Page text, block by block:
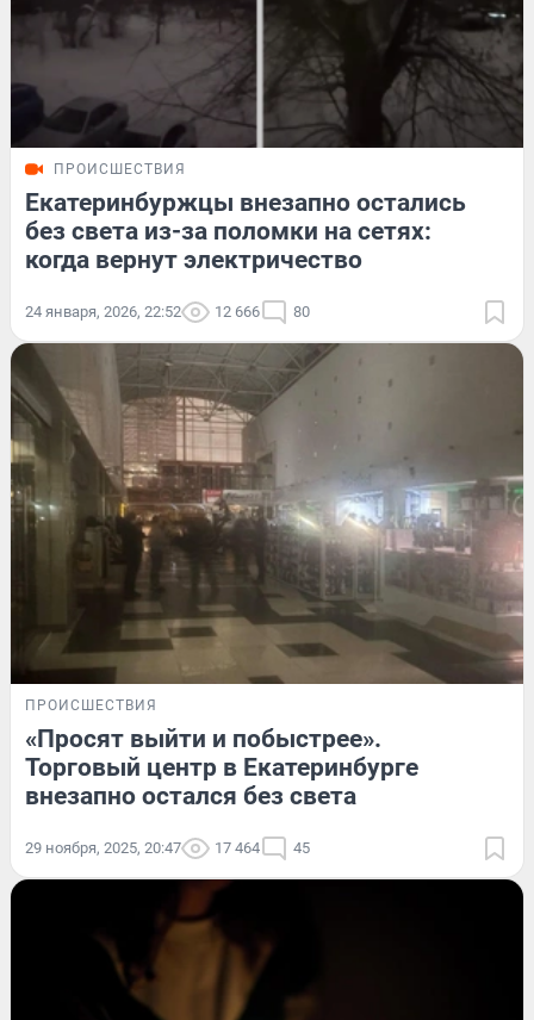
ПРОИСШЕСТВИЯ
Екатеринбуржцы внезапно остались
без света из-за поломки на сетях:
когда вернут электричество
24 января, 2026, 22:52 12 666 80
ПРОИСШЕСТВИЯ
«Просят выйти и побыстрее».
Торговый центр в Екатеринбурге
внезапно остался без света
29 ноября, 2025, 20:47 17 464 45